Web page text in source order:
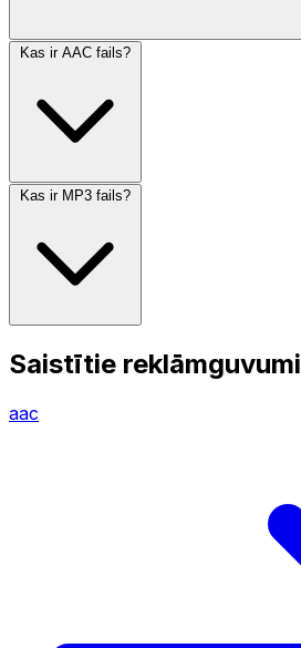
Kas ir AAC fails?
Kas ir MP3 fails?
Saistītie reklāmguvumi
aac